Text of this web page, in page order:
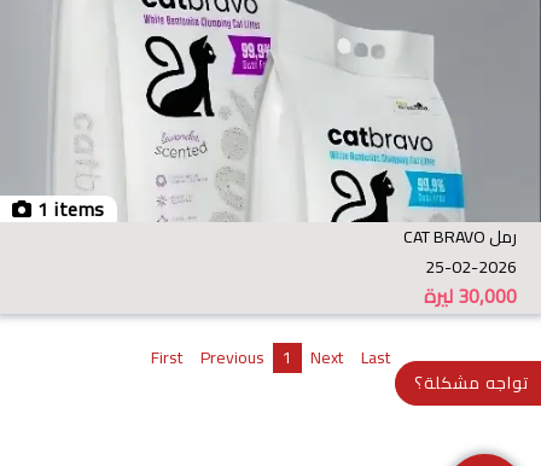
1 items
رمل CAT BRAVO
25-02-2026
ليرة30,000
First Previous 1 Next Last
تواجه مشكلة؟